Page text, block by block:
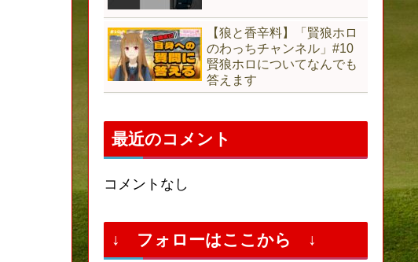
【狼と香辛料】「賢狼ホロ
のわっちチャンネル」#10
賢狼ホロについてなんでも
答えます
最近のコメント
コメントなし
↓ フォローはここから ↓